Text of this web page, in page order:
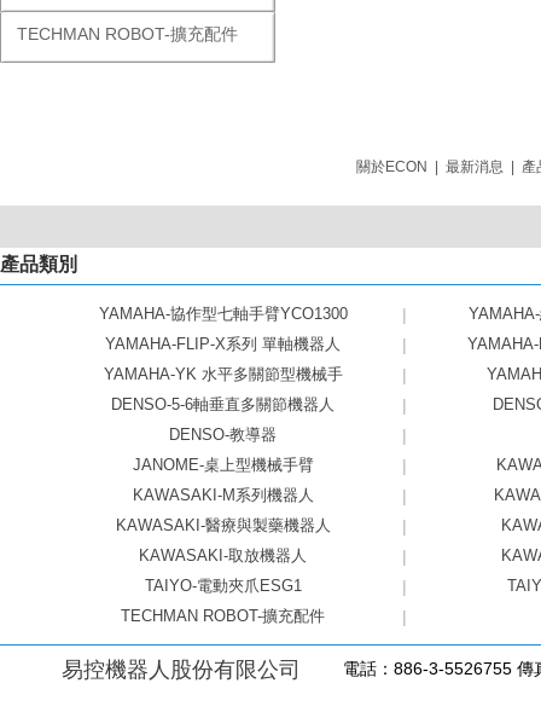
TECHMAN ROBOT-擴充配件
關於ECON 最新消息 產
產品類別
YAMAHA-協作型七軸手臂YCO1300 |
YAMAHA-FLIP-X系列 單軸機器人
|
YAMAHA-YK 水平多關節型機械手
|
DENSO-5-6軸垂直多關節機器人
|
DENSO-教導器
|
JANOME-桌上型機械手臂
|
KAWASAKI-M系列機器人
|
KAWASAKI-醫療與製藥機器人
|
KAWASAKI-取放機器人
|
TAIYO-電動夾爪ESG1
|
TECHMAN ROBOT-擴充配件
|
易控機器人股份有限公司 電話：886-3-5526755